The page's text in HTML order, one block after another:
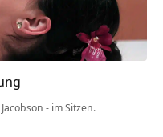
- im Sitzen.